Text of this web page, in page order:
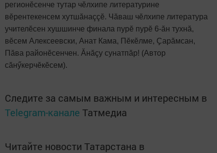
регионӗсенче тутар чӗлхипе литературине
вӗрентекенсем хутшăнаççӗ. Чăваш чӗлхипе литература
учителӗсен хушшинче финала пурӗ пурӗ 6-ăн тухнă,
вӗсем Алексеевски, Анат Кама, Пӗкӗлме, Ҫарӑмсан,
Пӑва районӗсенчен. Ăнăçу сунатпăр! (Автор
сăнӳкерчӗкӗсем).
Следите за самым важным и интересным в
Telegram-канале Татмедиа
Читайте новости Татарстана в